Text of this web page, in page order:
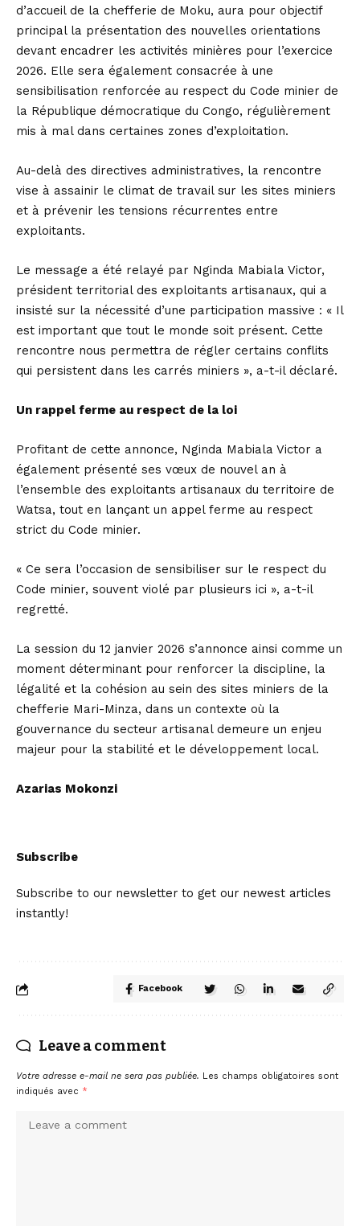
d’accueil de la chefferie de Moku, aura pour objectif
principal la présentation des nouvelles orientations
devant encadrer les activités minières pour l’exercice
2026. Elle sera également consacrée à une
sensibilisation renforcée au respect du Code minier de
la République démocratique du Congo, régulièrement
mis à mal dans certaines zones d’exploitation.
Au-delà des directives administratives, la rencontre
vise à assainir le climat de travail sur les sites miniers
et à prévenir les tensions récurrentes entre
exploitants.
Le message a été relayé par Nginda Mabiala Victor,
président territorial des exploitants artisanaux, qui a
insisté sur la nécessité d’une participation massive : « Il
est important que tout le monde soit présent. Cette
rencontre nous permettra de régler certains conflits
qui persistent dans les carrés miniers », a-t-il déclaré.
Un rappel ferme au respect de la loi
Profitant de cette annonce, Nginda Mabiala Victor a
également présenté ses vœux de nouvel an à
l’ensemble des exploitants artisanaux du territoire de
Watsa, tout en lançant un appel ferme au respect
strict du Code minier.
« Ce sera l’occasion de sensibiliser sur le respect du
Code minier, souvent violé par plusieurs ici », a-t-il
regretté.
La session du 12 janvier 2026 s’annonce ainsi comme un
moment déterminant pour renforcer la discipline, la
légalité et la cohésion au sein des sites miniers de la
chefferie Mari-Minza, dans un contexte où la
gouvernance du secteur artisanal demeure un enjeu
majeur pour la stabilité et le développement local.
Azarias Mokonzi
Subscribe
Subscribe to our newsletter to get our newest articles
instantly!
Facebook
Leave a comment
Votre adresse e-mail ne sera pas publiée. Les champs obligatoires sont
indiqués avec *